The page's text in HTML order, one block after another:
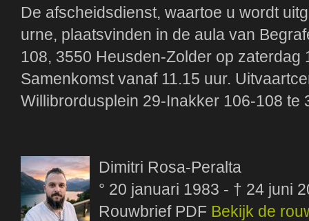
De afscheidsdienst, waartoe u wordt
urne, plaatsvinden in de aula van
108, 3550 Heusden-Zolder op zaterdag
Samenkomst vanaf 11.15 uur.
Willibrordusplein 29-Inakker 106-108 te
Dimitri Rosa-Peralta
° 20 januari 1983 - † 24 juni
Rouwbrief PDF Bekijk de